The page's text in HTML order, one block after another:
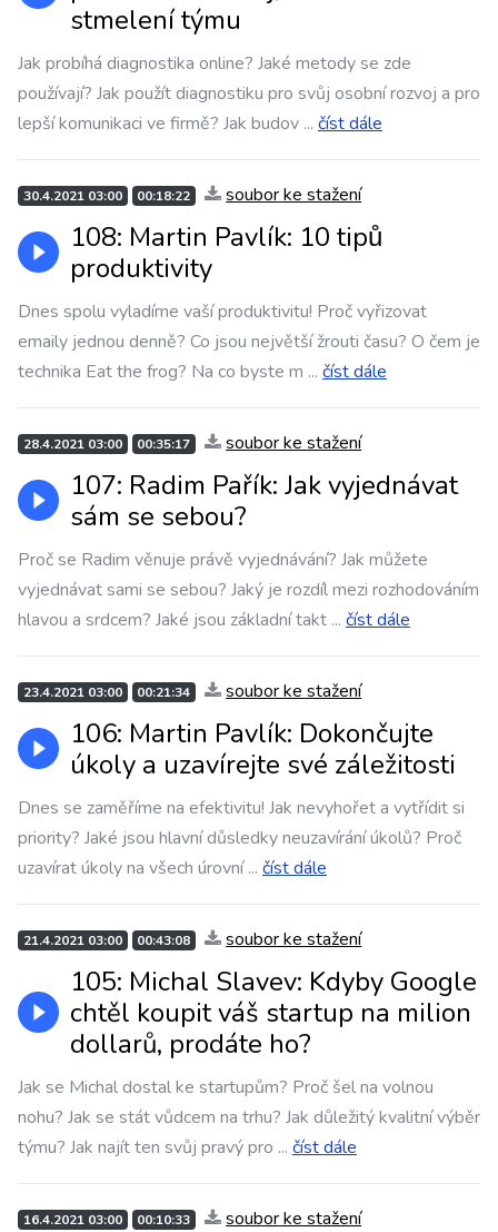
stmelení týmu
Jak probíhá diagnostika online? Jaké metody se zde
používají? Jak použít diagnostiku pro svůj osobní rozvoj a pro
lepší komunikaci ve firmě? Jak budov ... číst dále
30.4.2021 03:00 00:18:22 soubor ke stažení
108: Martin Pavlík: 10 tipů
produktivity
Dnes spolu vyladíme vaší produktivitu! Proč vyřizovat
emaily jednou denně? Co jsou největší žrouti času? O čem je
technika Eat the frog? Na co byste m ... číst dále
28.4.2021 03:00 00:35:17 soubor ke stažení
107: Radim Pařík: Jak vyjednávat
sám se sebou?
Proč se Radim věnuje právě vyjednávání? Jak můžete
vyjednávat sami se sebou? Jaký je rozdíl mezi rozhodováním
hlavou a srdcem? Jaké jsou základní takt ... číst dále
23.4.2021 03:00 00:21:34 soubor ke stažení
106: Martin Pavlík: Dokončujte
úkoly a uzavírejte své záležitosti
Dnes se zaměříme na efektivitu! Jak nevyhořet a vytřídit si
priority? Jaké jsou hlavní důsledky neuzavírání úkolů? Proč
uzavírat úkoly na všech úrovní... číst dále
21.4.2021 03:00 00:43:08 soubor ke stažení
105: Michal Slavev: Kdyby Google
chtěl koupit váš startup na milion
dollarů, prodáte ho?
Jak se Michal dostal ke startupům? Proč šel na volnou
nohu? Jak se stát vůdcem na trhu? Jak důležitý kvalitní výběr
týmu? Jak najít ten svůj pravý pro ... číst dále
16.4.2021 03:00 00:10:33 soubor ke stažení